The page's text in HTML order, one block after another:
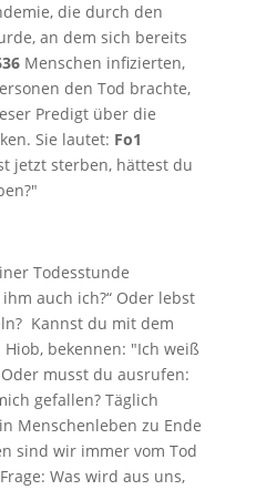
die durch den
an dem sich bereits
Menschen infizierten,
den Tod brachte,
Predigt über die
Sie lautet: Fo1
jetzt sterben, hättest du
Todesstunde
auch ich?“ Oder lebst
Kannst du mit dem
bekennen: "Ich weiß
musst du ausrufen:
gefallen? Täglich
Menschenleben zu Ende
sind wir immer vom Tod
Was wird aus uns,